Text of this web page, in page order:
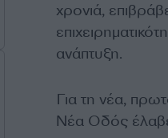
χρονιά,
ανάπτυξη.
Για τη νέα,
Νέα Οδός